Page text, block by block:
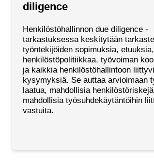
diligence
Henkilöstöhallinnon due diligence -
tarkastuksessa keskitytään
työntekijöiden sopimuksia, etuuksia,
henkilöstöpolitiikkaa, työvoiman
ja kaikkia henkilöstöhallintoon
kysymyksiä. Se auttaa arvioimaan
laatua, mahdollisia
mahdollisia työsuhdekäytäntöihin
vastuita.